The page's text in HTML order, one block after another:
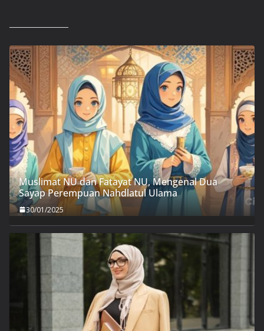
Muslimat NU dan Fatayat NU, Mengenal Dua
Sayap Perempuan Nahdlatul Ulama
30/01/2025